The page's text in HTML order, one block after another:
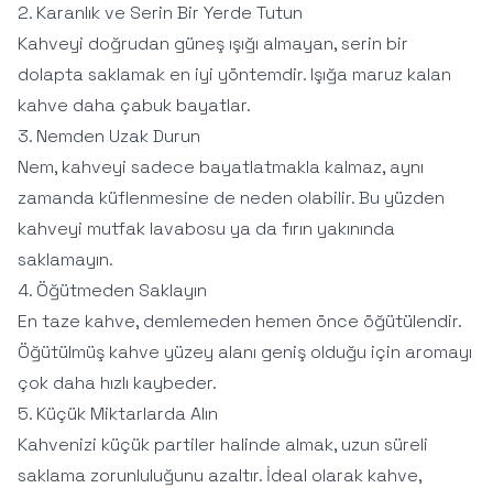
2. Karanlık ve Serin Bir Yerde Tutun
Kahveyi doğrudan güneş ışığı almayan, serin bir
dolapta saklamak en iyi yöntemdir. Işığa maruz kalan
kahve daha çabuk bayatlar.
3. Nemden Uzak Durun
Nem, kahveyi sadece bayatlatmakla kalmaz, aynı
zamanda küflenmesine de neden olabilir. Bu yüzden
kahveyi mutfak lavabosu ya da fırın yakınında
saklamayın.
4. Öğütmeden Saklayın
En taze kahve, demlemeden hemen önce öğütülendir.
Öğütülmüş kahve yüzey alanı geniş olduğu için aromayı
çok daha hızlı kaybeder.
5. Küçük Miktarlarda Alın
Kahvenizi küçük partiler halinde almak, uzun süreli
saklama zorunluluğunu azaltır. İdeal olarak kahve,